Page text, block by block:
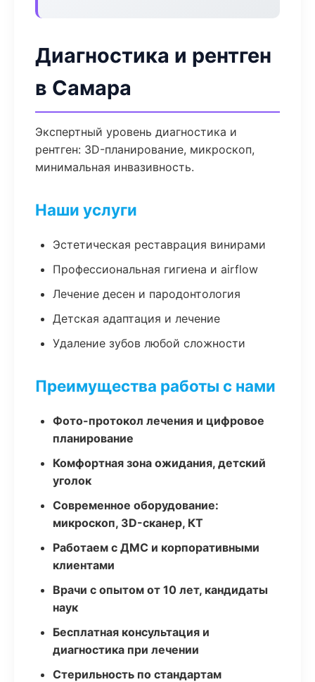
Диагностика и рентген
в Самара
Экспертный уровень диагностика и
рентген: 3D-планирование, микроскоп,
минимальная инвазивность.
Наши услуги
Эстетическая реставрация винирами
Профессиональная гигиена и airflow
Лечение десен и пародонтология
Детская адаптация и лечение
Удаление зубов любой сложности
Преимущества работы с нами
Фото-протокол лечения и цифровое
планирование
Комфортная зона ожидания, детский
уголок
Современное оборудование:
микроскоп, 3D-сканер, КТ
Работаем с ДМС и корпоративными
клиентами
Врачи с опытом от 10 лет, кандидаты
наук
Бесплатная консультация и
диагностика при лечении
Стерильность по стандартам